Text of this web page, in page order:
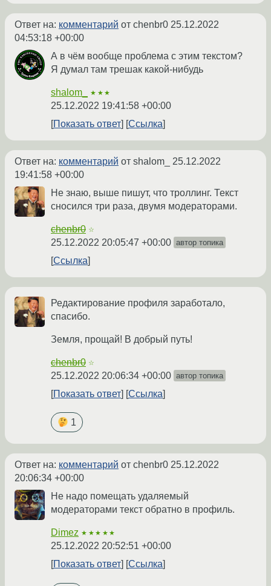
Ответ на: комментарий от chenbr0 25.12.2022
04:53:18 +00:00
А в чём вообще проблема с этим текстом?
Я думал там трешак какой-нибудь
shalom_ ★★★
25.12.2022 19:41:58 +00:00
Показать ответ
Ссылка
Ответ на: комментарий от shalom_ 25.12.2022
19:41:58 +00:00
Не знаю, выше пишут, что троллинг. Текст
сносился три раза, двумя модераторами.
chenbr0 ☆
25.12.2022 20:05:47 +00:00 автор топика
Ссылка
Редактирование профиля заработало,
спасибо.
Земля, прощай! В добрый путь!
chenbr0 ☆
25.12.2022 20:06:34 +00:00 автор топика
Показать ответ Ссылка
1
Ответ на: комментарий от chenbr0 25.12.2022
20:06:34 +00:00
Не надо помещать удаляемый
модераторами текст обратно в профиль.
Dimez ★★★★★
25.12.2022 20:52:51 +00:00
Показать ответ
Ссылка